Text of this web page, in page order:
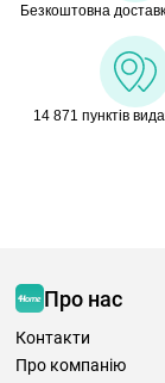
Безкоштовна
14 871 пунктів
Про нас
Контакти
Про компанію